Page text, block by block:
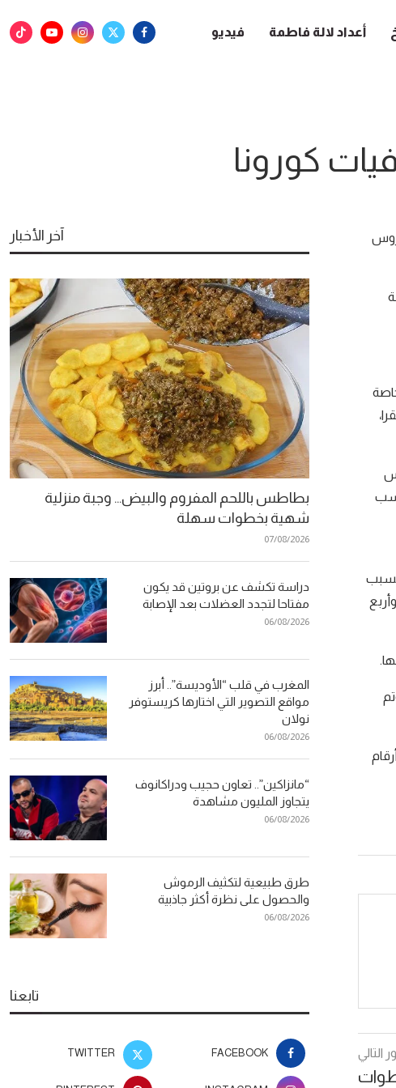
أعداد لالة فاطمة فيديو
كورونا
يمكن أن يختلف كثيرًا عن المعدل المتوسط في المناطق، ويبين تحليل العالم أوجين أنه من مجموع الوفيات 4443 بسبب
وأربع
ألف شخص، وتم
أن أرقام
التالي
آخر الأخبار
بطاطس باللحم المفروم والبيض… وجبة منزلية
شهية بخطوات سهلة
07/08/2026
دراسة تكشف عن بروتين قد يكون
مفتاحا لتجدد العضلات بعد الإصابة
06/08/2026
المغرب في قلب “الأوديسة”.. أبرز
مواقع التصوير التي اختارها كريستوفر
نولان
06/08/2026
“مانزاكين”.. تعاون حجيب ودراكانوف
يتجاوز المليون مشاهدة
06/08/2026
طرق طبيعية لتكثيف الرموش
والحصول على نظرة أكثر جاذبية
06/08/2026
تابعنا
FACEBOOK
TWITTER